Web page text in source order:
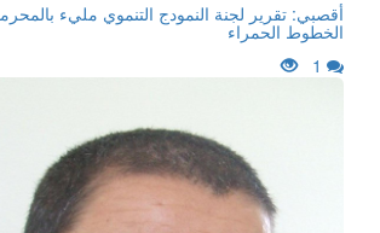
أقصبي: تقرير لجنة النمودج التنموي مليء
الخطوط الحمراء